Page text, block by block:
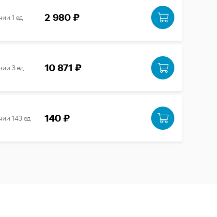
1 ед 2 980 ₽
3 ед 10 871 ₽
143 ед 140 ₽